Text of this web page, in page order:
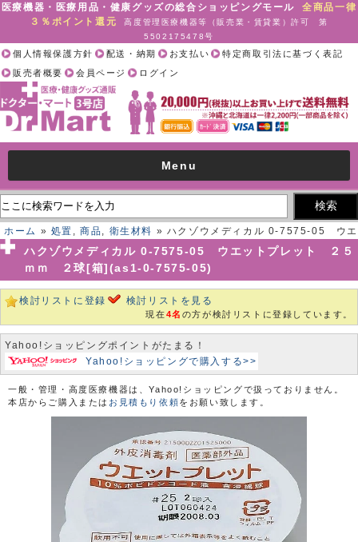
医療機器・医療用品・健康グッズの総合ショッピングモール全商品一律
３％ポイント還元
高度管理医療機器等（販売業・賃貸業）許可 第
5502175478号
個人情報保護方針 配送・納期 お支払い
特定商取引法に基づく表記
販売者概要
会員ページ ログイン
Menu
ホーム » 処置 ,商品, 衛生材料 » ハクゾウメディカル 0-7575-05 ウエ
ットプレット ２５ｍｍ ２球[箱](as1-0-7575-05)
ハクゾウメディカル 0-7575-05 ウエットプレット ２５
ｍｍ ２球[箱](as1-0-7575-05)
検討リストに登録 検討リストを見る
現在4名 の方が検討リストに登録しています。
Yahoo!ショッピングポイントがたまる！
Yahoo!ショッピングで購入する>>
一般・管理・高度医療機器は、Yahoo!ショッピングで扱っておりません。
本店からご購入または お見積もり依頼をお願い致します。